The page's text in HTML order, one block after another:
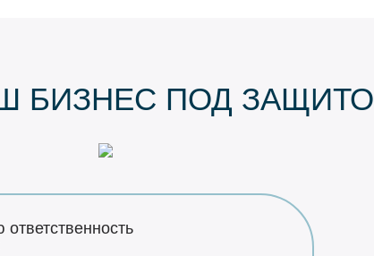
БИЗНЕС ПОД